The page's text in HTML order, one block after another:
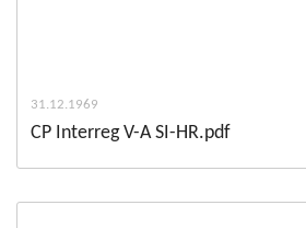
31.12.1969
CP Interreg V-A SI-HR.pdf